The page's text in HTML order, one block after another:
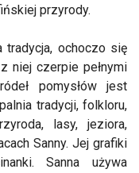
przyrody.
tradycja, ochoczo się
niej czerpie pełnymi
pomysłów jest
tradycji, folkloru,
lasy, jeziora,
Sanny. Jej grafiki
Sanna używa